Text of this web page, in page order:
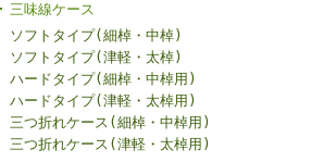
三味線ケース
ソフトタイプ(細棹・中棹)
ソフトタイプ(津軽・太棹)
ハードタイプ(細棹・中棹用)
ハードタイプ(津軽・太棹用)
三つ折れケース(細棹・中棹用)
三つ折れケース(津軽・太棹用)